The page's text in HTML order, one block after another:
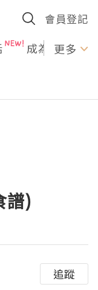
會員登記
成為U更多
譜)
追蹤